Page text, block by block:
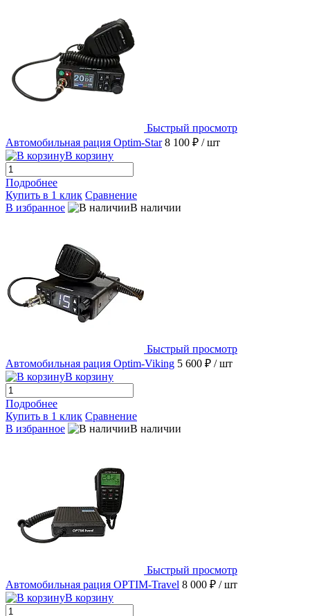
Быстрый просмотр
Автомобильная рация Optim-Star 8 100 ₽ / шт
В корзину
Подробнее
Купить в 1 клик Сравнение
В избранное
В наличии
Быстрый просмотр
Автомобильная рация Optim-Viking 5 600 ₽ / шт
В корзину
Подробнее
Купить в 1 клик Сравнение
В избранное
В наличии
Быстрый просмотр
Автомобильная рация OPTIM-Travel 8 000 ₽ / шт
В корзину